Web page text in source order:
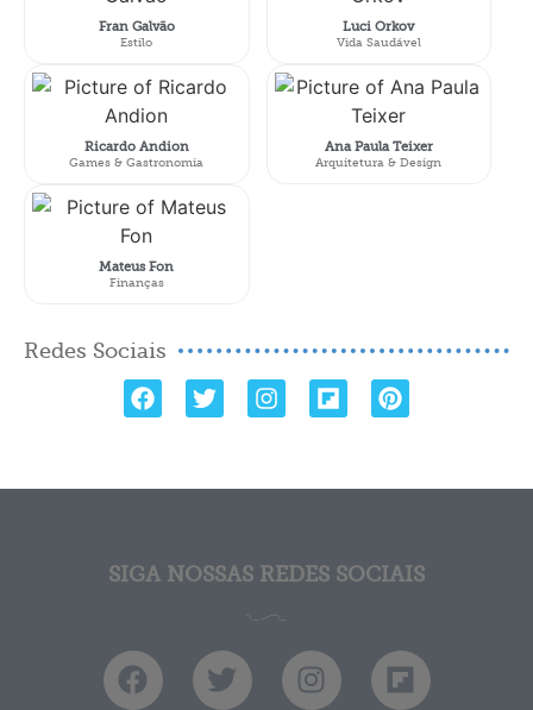
Fran Galvão
Estilo
Ricardo Andion
Games & Gastronomia
Mateus Fon
Finanças
Luci Orkov
Vida Saudável
Ana Paula Teixer
Arquitetura & Design
Redes Sociais
SIGA NOSSAS REDES SOCIAIS